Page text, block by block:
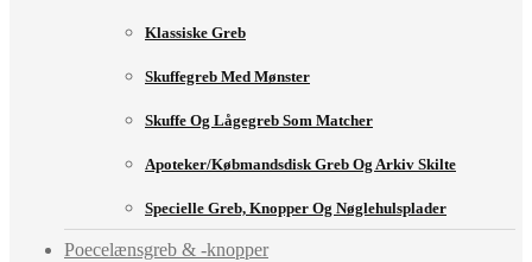
Klassiske Greb
Skuffegreb Med Mønster
Skuffe Og Lågegreb Som Matcher
Apoteker/købmandsdisk Greb Og Arkiv Skilte
Specielle Greb, Knopper Og Nøglehulsplader
Poecelænsgreb & -knopper